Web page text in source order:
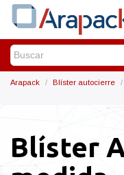
Arapack Blíster autocierre
Blíster